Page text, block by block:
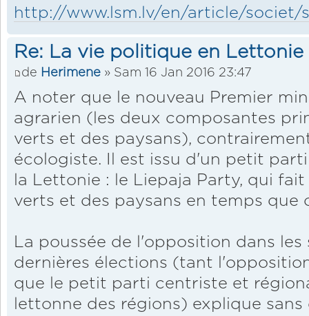
http://www.lsm.lv/en/article/societ/
Re: La vie politique en Lettonie
de Herimene » Sam 16 Jan 2016 23:47
A noter que le nouveau Premier
agrarien (les deux composantes
verts et des paysans),
écologiste. Il est issu d'un petit
la Lettonie : le Liepaja Party, qui
verts et des paysans en temps que
La poussée de l'opposition dans les
dernières élections (tant
que le petit parti centriste et
lettonne des régions) explique